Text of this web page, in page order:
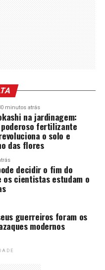
minutos atrás
na jardinagem:
fertilizante
o solo e
das flores
decidir o fim do
os cientistas estudam o
guerreiros foram os
modernos